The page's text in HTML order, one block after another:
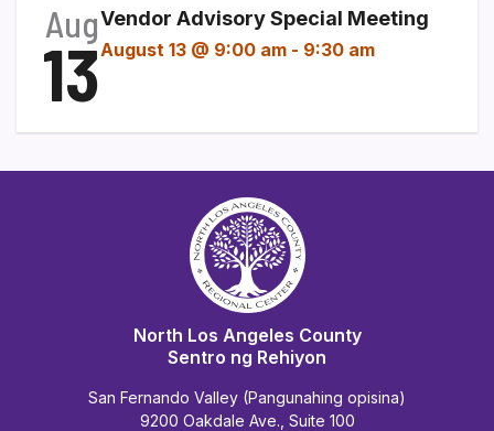
Aug
13
Vendor Advisory Special Meeting
August 13 @ 9:00 am - 9:30 am
North Los Angeles County
Sentro ng Rehiyon
San Fernando Valley (Pangunahing opisina)
9200 Oakdale Ave., Suite 100